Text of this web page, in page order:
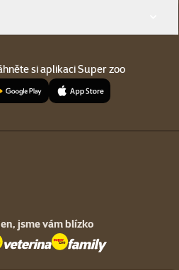
si aplikaci Super zoo
jsme vám blízko